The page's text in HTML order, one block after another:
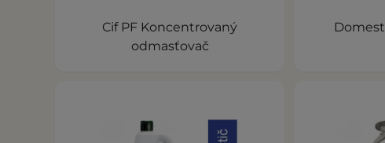
Cif PF Koncentrovaný
odmasťovač